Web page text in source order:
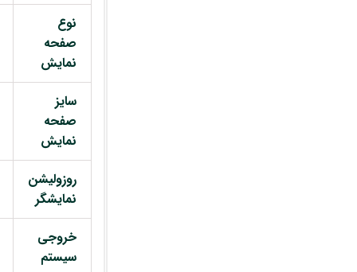
نوع
صفحه
نمایش
سایز
صفحه
نمایش
روزولیشن
نمایشگر
خروجی
سیستم